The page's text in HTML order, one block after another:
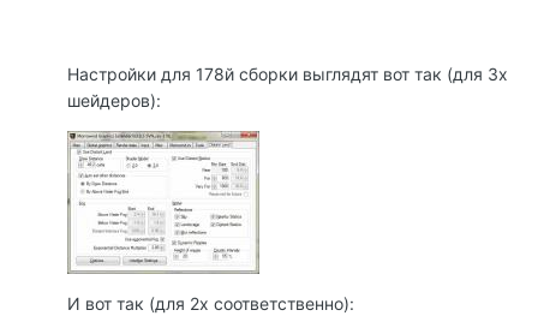
Настройки для 178й сборки выглядят вот так (для 3х
шейдеров):
И вот так (для 2х соответственно):